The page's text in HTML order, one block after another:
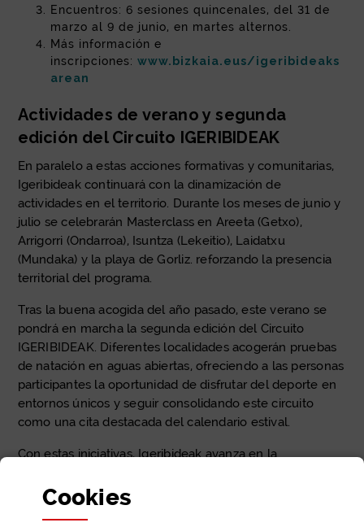
Encuentros: 6 sesiones quincenales, del 31 de
marzo al 9 de junio, en martes alternos.
Más información e
inscripciones: www.bizkaia.eus/igeribideaks
arean
Actividades de verano y segunda
edición del Circuito IGERIBIDEAK
En paralelo a estas acciones formativas y comunitarias,
Igeribideak continuará con la dinamización de
actividades en el territorio. Durante los meses de junio y
julio se celebrarán Masterclass en Areeta (Getxo),
Arrigorri (Ondarroa), Isuntza (Lekeitio), Laidatxu
(Mundaka) y la playa de Gorliz. reforzando la presencia
territorial del programa.
Tras la buena acogida del año pasado, este verano se
pondrá en marcha la segunda edición del Circuito
IGERIBIDEAK. Diferentes localidades acogerán pruebas
de natación en aguas abiertas, ofreciendo a las personas
participantes la oportunidad de disfrutar del deporte en
entornos únicos y seguir consolidando este circuito
como una cita destacada del calendario estival.
Con estas iniciativas, Igeribideak avanza en la
colaboración en torno a la natación en aguas abiertas en
Bizkaia.Cookies